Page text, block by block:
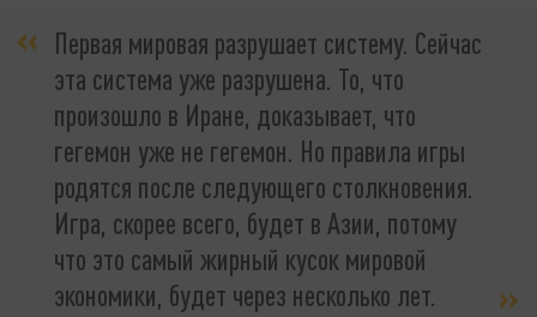
Первая мировая разрушает систему. Сейчас
эта система уже разрушена. То, что
произошло в Иране, доказывает, что
гегемон уже не гегемон. Но правила игры
родятся после следующего столкновения.
Игра, скорее всего, будет в Азии, потому
что это самый жирный кусок мировой
экономики, будет через несколько лет.